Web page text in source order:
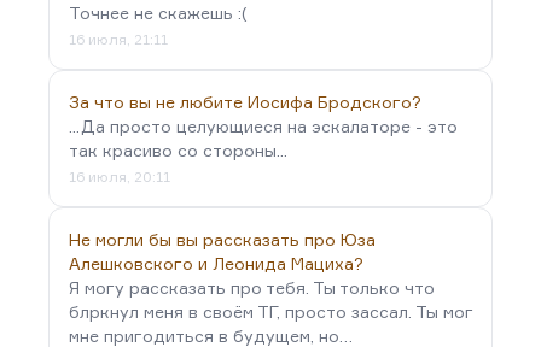
Точнее не скажешь :(
16 июля, 21:11
За что вы не любите Иосифа Бродского?
...Да просто целующиеся на эскалаторе - это
так красиво со стороны...
16 июля, 20:11
Не могли бы вы рассказать про Юза
Алешковского и Леонида Мациха?
Я могу рассказать про тебя. Ты только что
блркнул меня в своём ТГ, просто зассал. Ты мог
мне пригодиться в будущем, но…